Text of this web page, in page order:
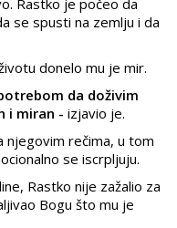
Rastko je počeo da
se spusti na zemlju i da
donelo mu je mir.
da doživim
i miran - izjavio je.
njegovim rečima, u tom
se iscrpljuju.
Rastko nije zažalio za
Bogu što mu je